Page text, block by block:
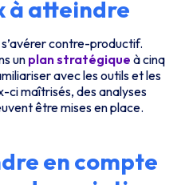
à atteindre
contre-productif.
un plan stratégiqueà cinq
avec les outils et les
ci maîtrisés, des analyses
être mises en place.
en compte